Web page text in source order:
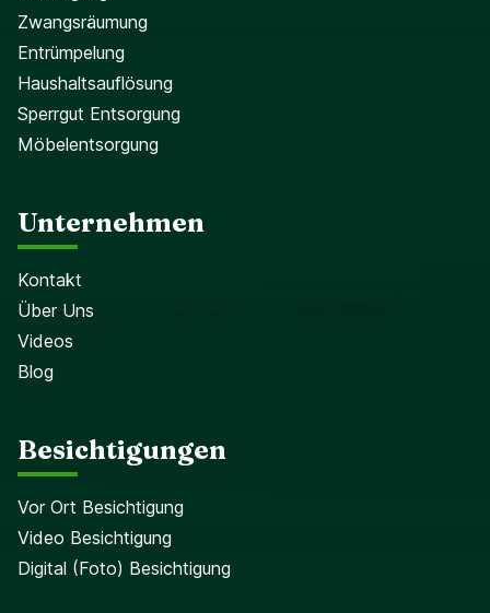
Zwangsräumung
Entrümpelung
Haushaltsauflösung
Sperrgut Entsorgung
Möbelentsorgung
Unternehmen
Kontakt
Über Uns
Videos
Blog
Besichtigungen
Vor Ort Besichtigung
Video Besichtigung
Digital (Foto) Besichtigung